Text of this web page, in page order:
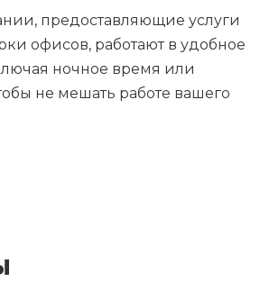
предоставляющие услуги
офисов, работают в удобное
ночное время или
не мешать работе вашего